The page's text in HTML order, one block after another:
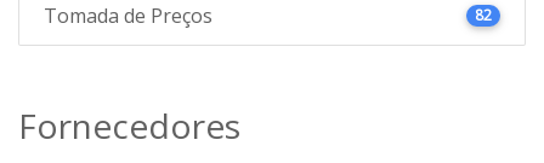
Tomada de Preços 82
Fornecedores